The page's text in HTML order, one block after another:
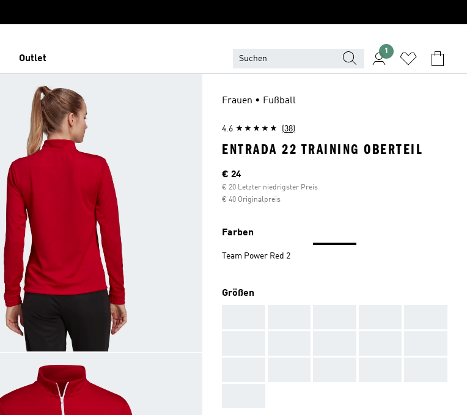
Outlet
1
Frauen • Fußball
4.6 (38)
ENTRADA 22 TRAINING OBERTEIL
Aktueller Preis
€ 24
€ 20 Letzter niedrigster Preis
€ 40 Originalpreis
Farben
Team Power Red 2
Größen